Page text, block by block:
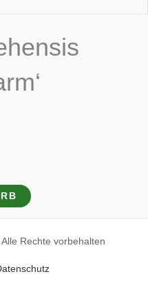
Alle Rechte vorbehalten